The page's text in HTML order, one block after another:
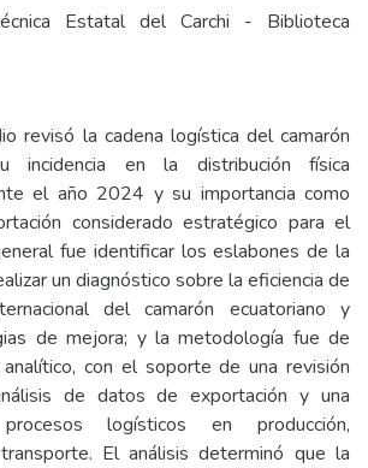
Estatal del Carchi - Biblioteca
revisó la cadena logística del camarón
incidencia en la distribución física
el año 2024 y su importancia como
considerado estratégico para el
fue identificar los eslabones de la
un diagnóstico sobre la eficiencia de
del camarón ecuatoriano y
de mejora; y la metodología fue de
con el soporte de una revisión
de datos de exportación y una
logísticos en producción,
El análisis determinó que la